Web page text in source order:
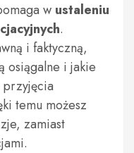
w ustaleniu
.
i faktyczną,
osiągalne i jakie
przyjęcia
temu możesz
zamiast